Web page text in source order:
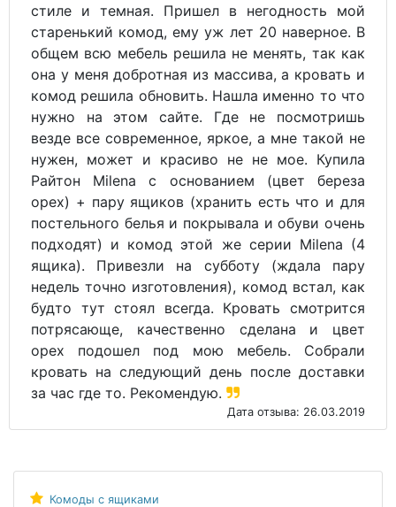
стиле и темная. Пришел в негодность мой
старенький комод, ему уж лет 20 наверное. В
общем всю мебель решила не менять, так как
она у меня добротная из массива, а кровать и
комод решила обновить. Нашла именно то что
нужно на этом сайте. Где не посмотришь
везде все современное, яркое, а мне такой не
нужен, может и красиво не не мое. Купила
Райтон Milena с основанием (цвет береза
орех) + пару ящиков (хранить есть что и для
постельного белья и покрывала и обуви очень
подходят) и комод этой же серии Milena (4
ящика). Привезли на субботу (ждала пару
недель точно изготовления), комод встал, как
будто тут стоял всегда. Кровать смотрится
потрясающе, качественно сделана и цвет
орех подошел под мою мебель. Собрали
кровать на следующий день после доставки
за час где то. Рекомендую.
Дата отзыва: 26.03.2019
Комоды с ящиками